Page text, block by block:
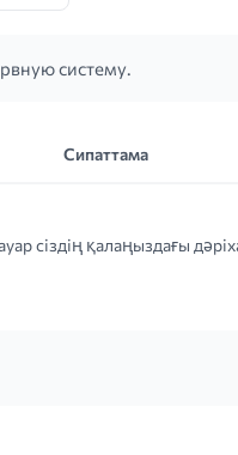
систему.
Сипаттама
сіздің қалаңыздағы